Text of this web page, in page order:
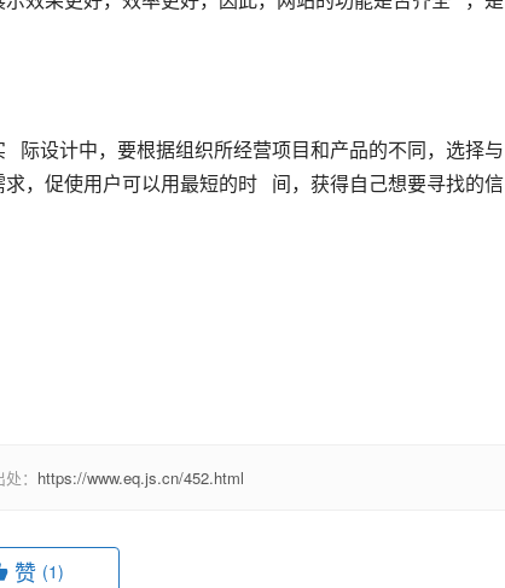
际设计中，要根据组织所经营项目和产品的不同，选择与
，促使用户可以用最短的时   间，获得自己想要寻找的信
： https://www.eq.js.cn/452.html
赞 (1)